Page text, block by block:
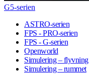
G5-serien
ASTRO-serien
FPS - PRO-serien
FPS - G-serien
Openworld
Simulering – flyvning
Simulering – rummet